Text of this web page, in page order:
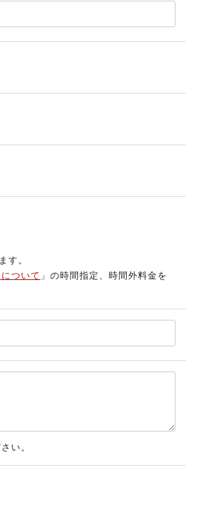
す。
ついて 」の時間指定、時間外料金を
い。